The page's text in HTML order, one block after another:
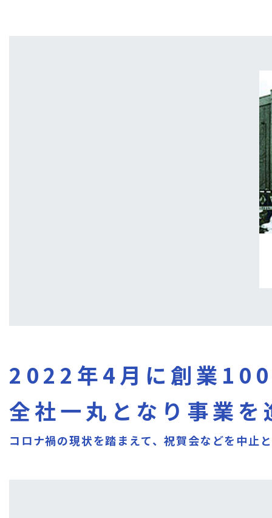
2022年4月に創業
全社一丸となり事業
コロナ禍の現状を踏まえて、祝賀会などを中止